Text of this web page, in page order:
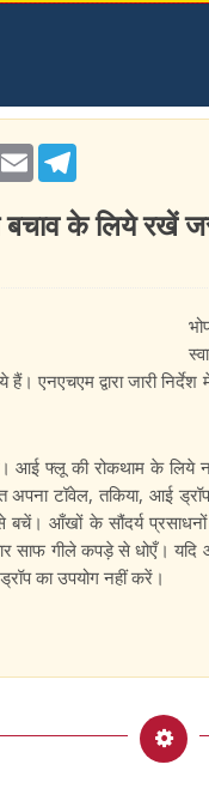
Email
के लिये रखें
एनएचएम द्वारा जारी
आई फ्लू की रोकथाम के
अपना टॉवेल, तकिया, आई
बचें। आँखों के सौंदर्य
साफ गीले कपड़े से धोएँ। यदि
का उपयोग नहीं करें।